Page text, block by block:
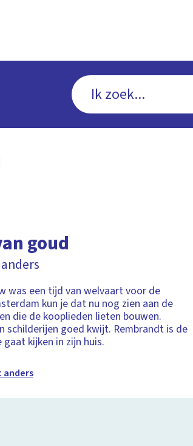
goud
was een tijd van welvaart voor de
kun je dat nu nog zien aan de
die de kooplieden lieten bouwen.
schilderijen goed kwijt. Rembrandt is de
kijken in zijn huis.
anders